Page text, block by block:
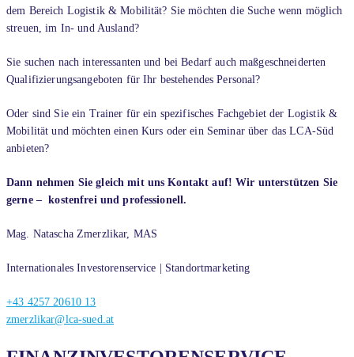
dem Bereich Logistik & Mobilität? Sie möchten die Suche wenn möglich
streuen, im In- und Ausland?
Sie suchen nach interessanten und bei Bedarf auch maßgeschneiderten
Qualifizierungsangeboten für Ihr bestehendes Personal?
Oder sind Sie ein Trainer für ein spezifisches Fachgebiet der Logistik &
Mobilität und möchten einen Kurs oder ein Seminar über das LCA-Süd
anbieten?
Dann nehmen Sie gleich mit uns Kontakt auf! Wir unterstützen Sie
gerne – kostenfrei und professionell.
Mag. Natascha Zmerzlikar, MAS
Internationales Investorenservice | Standortmarketing
+43 4257 20610 13
zmerzlikar@lca-sued.at